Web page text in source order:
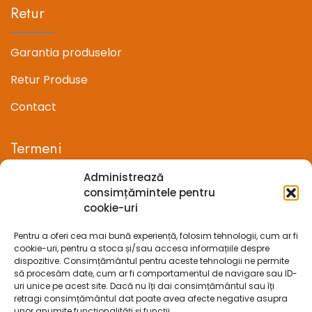
Administrează
consimțămintele pentru
cookie-uri
Pentru a oferi cea mai bună experiență, folosim tehnologii, cum ar fi
cookie-uri, pentru a stoca și/sau accesa informațiile despre
dispozitive. Consimțământul pentru aceste tehnologii ne permite
să procesăm date, cum ar fi comportamentul de navigare sau ID-
uri unice pe acest site. Dacă nu îți dai consimțământul sau îți
retragi consimțământul dat poate avea afecte negative asupra
Retur
Garantia produselor
Retur Produse
Contact
Termeni
Termeni si conditii
Confidentialitate
Politica cookie-uri (UE)
Prelucrarea datelor cu caracter personal